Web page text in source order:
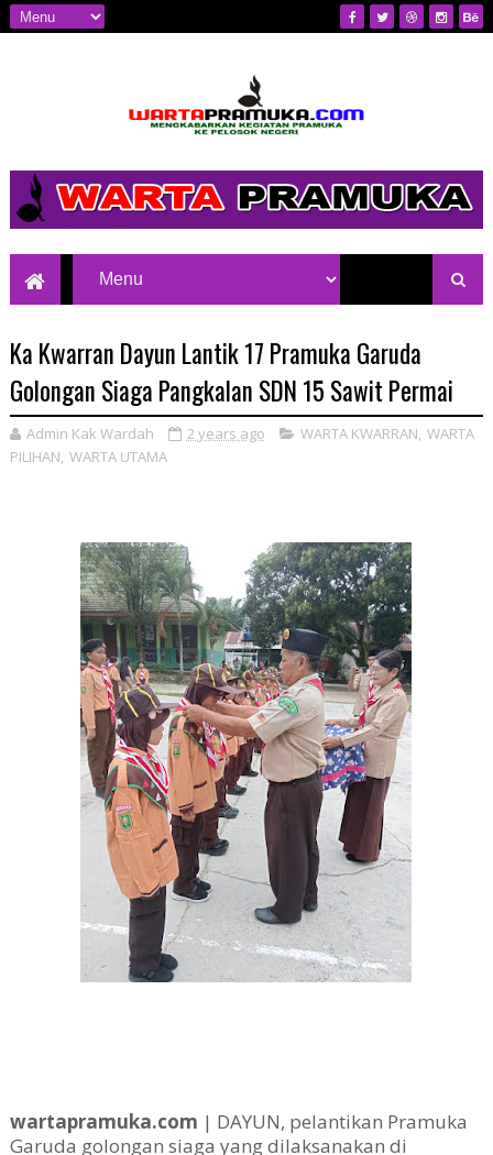
Pelosok Negeri
Ka Kwarran Dayun Lantik 17 Pramuka Garuda
Golongan Siaga Pangkalan SDN 15 Sawit Permai
Admin Kak Wardah 2 years ago WARTA KWARRAN, WARTA
PILIHAN, WARTA UTAMA
wartapramuka.com | DAYUN, pelantikan Pramuka
Garuda golongan siaga yang dilaksanakan di